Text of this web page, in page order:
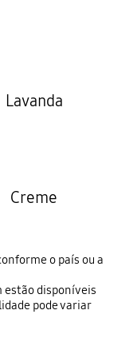
Lavanda
Creme
o país ou a
estão disponíveis
pode variar